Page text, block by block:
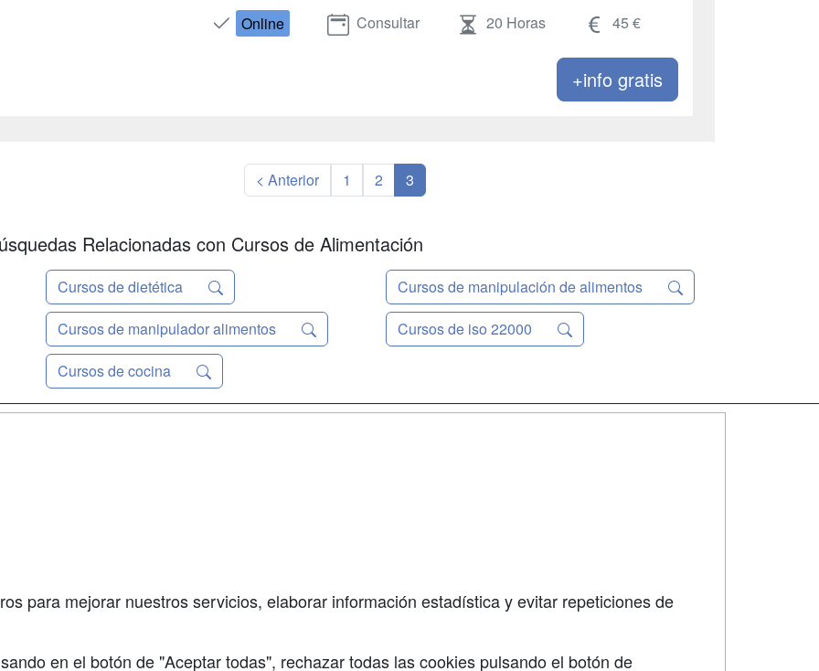
Online Consultar 20 Horas 45 €
+info gratis
< Anterior 1 2 3
Relacionadas con Cursos de Alimentación
Cursos de dietética
Cursos de manipulación de alimentos
Cursos de manipulador alimentos
Cursos de iso 22000
Cursos de cocina
para mejorar nuestros servicios, elaborar información estadística y evitar repeticiones de
en el botón de "Aceptar todas", rechazar todas las cookies pulsando el botón de